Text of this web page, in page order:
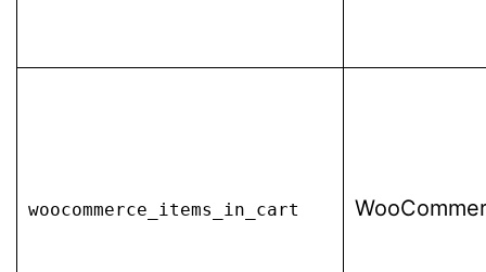
woocommerce_items_in_cart